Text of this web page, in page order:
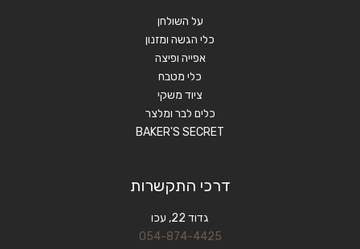
על השולחן
כלי הגשה ומזנון
אפייה ופיצה
כלי מטבח
ציוד משקי
כלים לבר ומלצר
BAKER'S SECRET
דרכי התקשרות
גדוד 22, עכו
054-874-4425